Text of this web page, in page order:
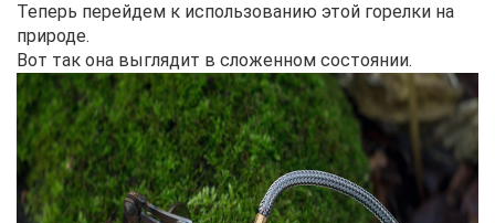
Теперь перейдем к использованию этой горелки на
природе.
Вот так она выглядит в сложенном состоянии.